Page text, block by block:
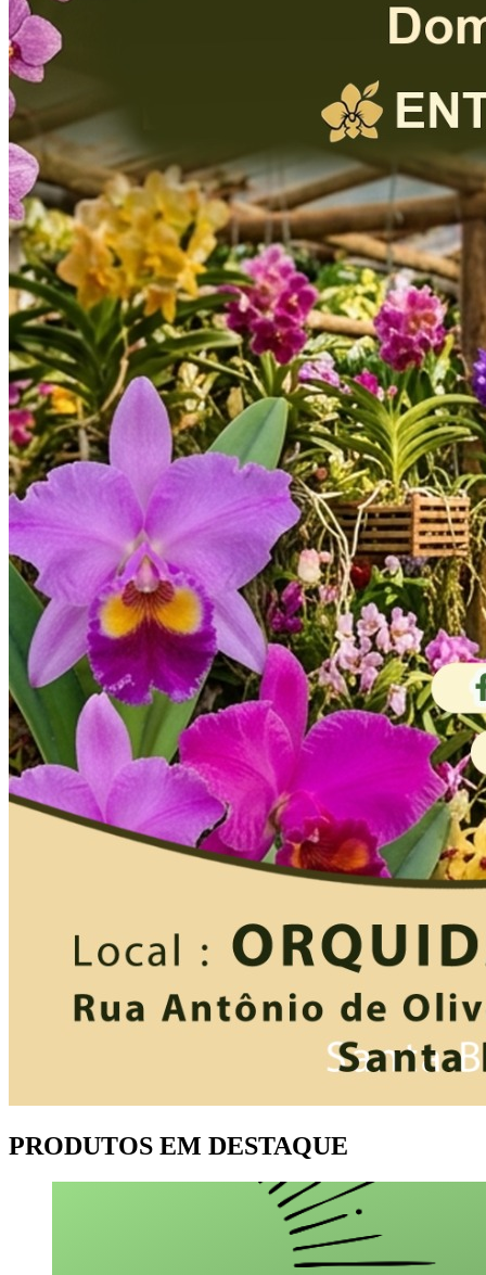
PRODUTOS EM DESTAQUE